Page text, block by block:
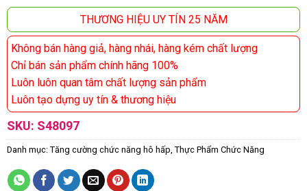
THƯƠNG HIỆU UY TÍN 25 NĂM
Không bán hàng giả, hàng nhái, hàng kém chất lượng
Chỉ bán sản phẩm chính hãng 100%
Luôn luôn quan tâm chất lượng sản phẩm
Luôn tạo dựng uy tín & thương hiệu
SKU: S48097
Danh mục: Tăng cường chức năng hô hấp, Thực Phẩm Chức Năng